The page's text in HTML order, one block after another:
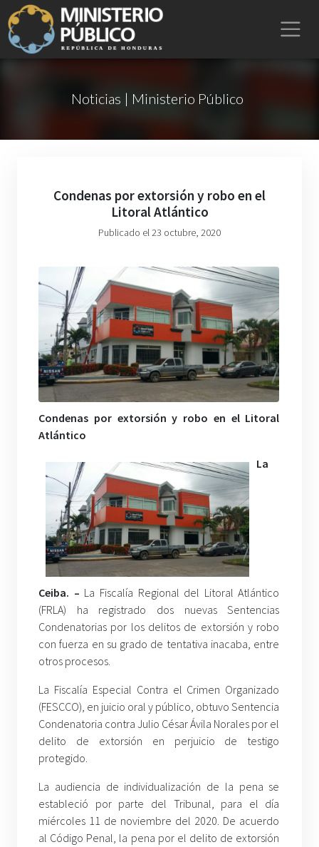
Noticias | Ministerio Público
Condenas por extorsión y robo en el
Litoral Atlántico
Publicado el 23 octubre, 2020
Condenas por extorsión y robo en el Litoral
Atlántico
La
Ceiba. – La Fiscalía Regional del Litoral Atlántico
(FRLA) ha registrado dos nuevas Sentencias
Condenatorias por los delitos de extorsión y robo
con fuerza en su grado de tentativa inacaba, entre
otros procesos.
La Fiscalía Especial Contra el Crimen Organizado
(FESCCO), en juicio oral y público, obtuvo Sentencia
Condenatoria contra Julio César Ávila Norales por el
delito de extorsión en perjuicio de testigo
protegido.
La audiencia de individualización de la pena se
estableció por parte del Tribunal, para el día
miércoles 11 de noviembre del 2020. De acuerdo
al Código Penal, la pena por el delito de extorsión